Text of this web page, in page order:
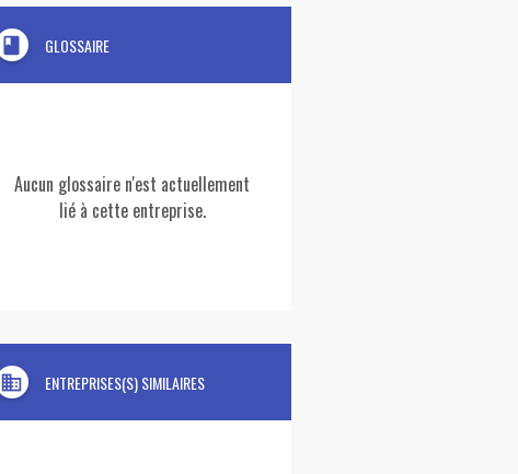
book GLOSSAIRE
Aucun glossaire n'est actuellement
lié à cette entreprise.
domain ENTREPRISES(S) SIMILAIRES